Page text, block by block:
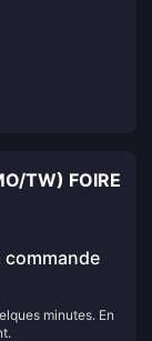
TW) FOIRE
minutes. En